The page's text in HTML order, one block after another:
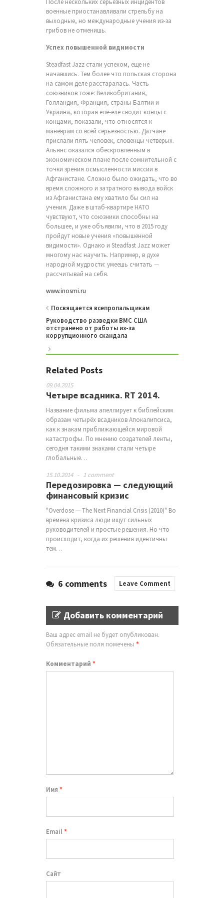
военные приостанавливали стрельбу на
выходные, но международные учения из-за
грибов не отменишь.
Успех повышенной видимости
Steadfast Jazz стали успехом, еще не
начавшись. Тем более что польская сторона
на самом деле расстаралась. Часть
союзников тоже: Великобритания,
Голландия, Франция, страны Балтии и
Украина, которая еле-еле сводит концы с
концами, показали, что относятся к
маневрам со всей серьезностью. Датчане
прислали пять человек, словенцы четверых.
Альянс оказался обескровленным в
экономическом плане после сомнительной с
точки зрения осмысленности миссии в
Афганистане. Сложно было ожидать, что во
время сложного и затратного вывода войск
из Афганистана ему хватило бы сил на
учения. Даже в штаб-квартире НАТО
чувствуют, что союзники способны на
большее, и уже объявили, что в 2015 году
пройдут новые учения «повышенной
видимости». Однако и Steadfast Jazz может
многому нас научить. Например, в духе
народной мудрости: умеешь считать —
рассчитывай на себя.
www.inosmi.ru
Посвящается всепропальщикам
Руководство разведки ВМС США
отстранено от работы из-за
коррупционного скандала
Related Posts
09.04.2015
Четыре всадника. RT 2014.
Название фильма апеллирует к библейским
образам четырёх всадников Апокалипсиса,
как к знакам приближающейся мировой
катастрофы. По мнению создателей ленты,
сегодня такими знаками стали четыре
глобальные…
15.10.2014 - 1 comment
Передозировка — следующий
финансовый кризис
"Overdose — The Next Financial Crisis (2010)" Во
времена кризиса люди ищут сильных
руководителей и простые решения. Но что
происходит, когда их решения идентичны
тем…
6 comments Leave Comment
Добавить комментарий
Ваш адрес email не будет опубликован.
Обязательные поля помечены *
Комментарий *
Имя *
Email*
Сайт